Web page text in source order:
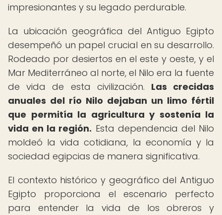
impresionantes y su legado perdurable.
La ubicación geográfica del Antiguo Egipto
desempeñó un papel crucial en su desarrollo.
Rodeado por desiertos en el este y oeste, y el
Mar Mediterráneo al norte, el Nilo era la fuente
de vida de esta civilización. Las crecidas
anuales del río Nilo dejaban un limo fértil
que permitía la agricultura y sostenía la
vida en la región. Esta dependencia del Nilo
moldeó la vida cotidiana, la economía y la
sociedad egipcias de manera significativa.
El contexto histórico y geográfico del Antiguo
Egipto proporciona el escenario perfecto
para entender la vida de los obreros y